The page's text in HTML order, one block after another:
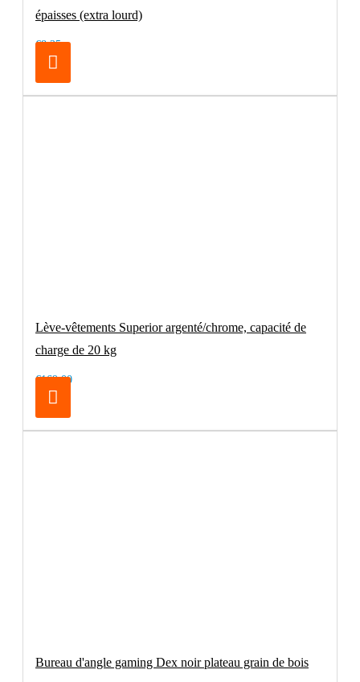
épaisses (extra lourd)
€8.25
Lève-vêtements Superior argenté/chrome, capacité de
charge de 20 kg
€169.00
Bureau d'angle gaming Dex noir plateau grain de bois